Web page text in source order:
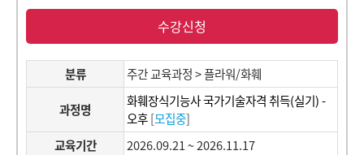
수강신청
분류
주간 교육과정 > 플라워/화훼
과정명
화훼장식기능사 국가기술자격 취득(실기) -
오후[모집중]
교육기간
2026.09.21 ~ 2026.11.17